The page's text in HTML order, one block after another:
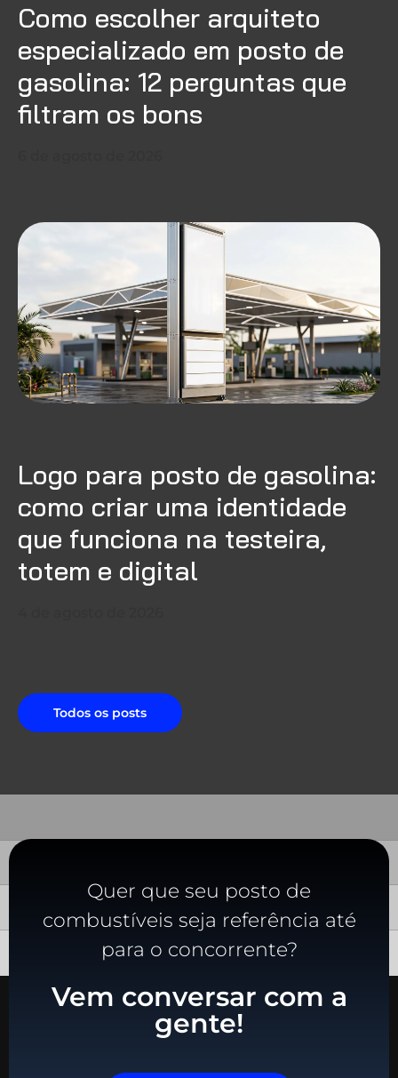
Como escolher arquiteto
especializado em posto de
gasolina: 12 perguntas que
filtram os bons
Logo para posto de gasolina:
como criar uma identidade
que funciona na testeira,
totem e digital
Todos os posts
Quer que seu posto de
combustíveis seja referência até
para o concorrente?
Vem conversar com a
gente!